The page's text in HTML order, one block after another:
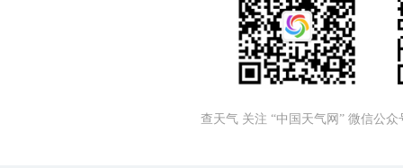
查天气 关注 “中国天气网” 微信公众